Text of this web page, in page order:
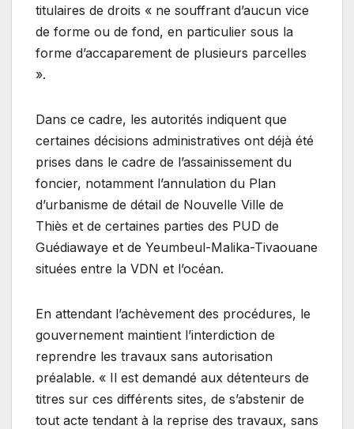
titulaires de droits « ne souffrant d’aucun vice
de forme ou de fond, en particulier sous la
forme d’accaparement de plusieurs parcelles
».
Dans ce cadre, les autorités indiquent que
certaines décisions administratives ont déjà été
prises dans le cadre de l’assainissement du
foncier, notamment l’annulation du Plan
d’urbanisme de détail de Nouvelle Ville de
Thiès et de certaines parties des PUD de
Guédiawaye et de Yeumbeul-Malika-Tivaouane
situées entre la VDN et l’océan.
En attendant l’achèvement des procédures, le
gouvernement maintient l’interdiction de
reprendre les travaux sans autorisation
préalable. « Il est demandé aux détenteurs de
titres sur ces différents sites, de s’abstenir de
tout acte tendant à la reprise des travaux, sans